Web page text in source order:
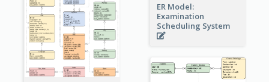
ER Model:
Examination
Scheduling System